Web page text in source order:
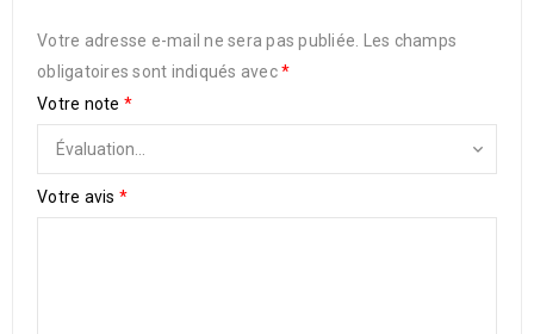
Votre adresse e-mail ne sera pas publiée.
Les champs
obligatoires sont indiqués avec*
Votre note *
Votre avis *